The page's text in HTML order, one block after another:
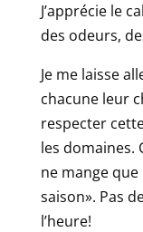
J’apprécie le
des odeurs,
Je me laisse
chacune leur
respecter
les domaines.
ne mange
saison». Pas
l’heure!